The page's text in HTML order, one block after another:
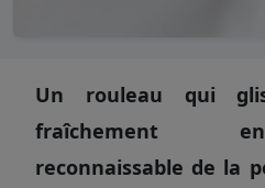
Un rouleau qui
fraîchement
reconnaissable de la